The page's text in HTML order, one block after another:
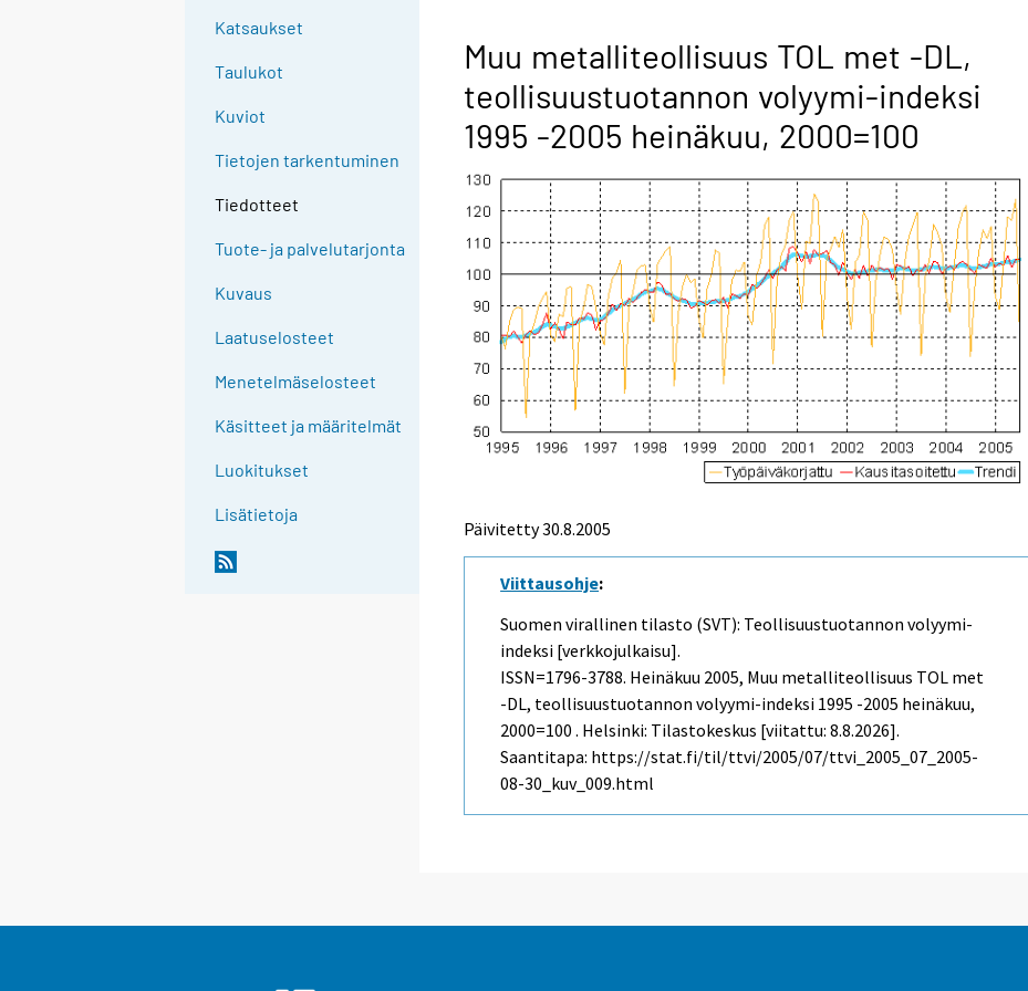
Katsaukset
Taulukot
Kuviot
Tietojen tarkentuminen
Tiedotteet
Tuote- ja palvelutarjonta
Kuvaus
Laatuselosteet
Menetelmäselosteet
Käsitteet ja määritelmät
Luokitukset
Lisätietoja
Muu metalliteollisuus TOL met -DL,
teollisuustuotannon volyymi-indeksi
1995 -2005 heinäkuu, 2000=100
Päivitetty30.8.2005
Viittausohje:
Suomen virallinen tilasto (SVT): Teollisuustuotannon volyymi-
indeksi [verkkojulkaisu].
ISSN=1796-3788. Heinäkuu 2005, Muu metalliteollisuus TOL met
-DL, teollisuustuotannon volyymi-indeksi 1995 -2005 heinäkuu,
2000=100 . Helsinki: Tilastokeskus [viitattu: 8.8.2026].
Saantitapa: https://stat.fi/til/ttvi/2005/07/ttvi_2005_07_2005-
08-30_kuv_009.html